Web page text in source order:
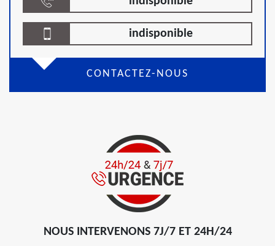
indisponible
CONTACTEZ-NOUS
NOUS INTERVENONS 7J/7 ET 24H/24